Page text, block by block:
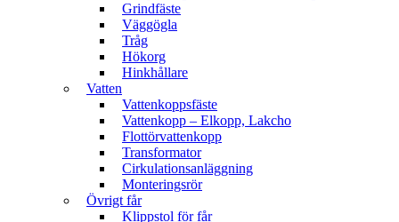
Grindfäste
Väggögla
Tråg
Hökorg
Hinkhållare
Vatten
Vattenkoppsfäste
Vattenkopp – Elkopp, Lakcho
Flottörvattenkopp
Transformator
Cirkulationsanläggning
Monteringsrör
Övrigt får
Klippstol för får